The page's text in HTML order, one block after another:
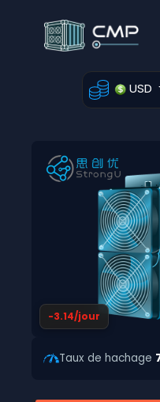
USD
-3.14/jour
Taux de hachage